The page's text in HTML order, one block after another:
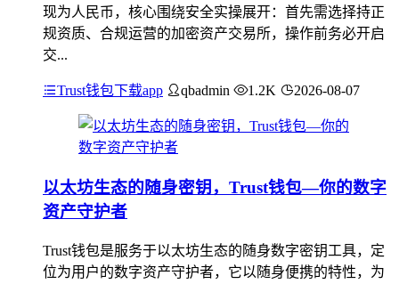
现为人民币，核心围绕安全实操展开：首先需选择持正
规资质、合规运营的加密资产交易所，操作前务必开启
交...
Trust钱包下载app qbadmin 1.2K 2026-08-07
以太坊生态的随身密钥，Trust钱包—你的数字
资产守护者
Trust钱包是服务于以太坊生态的随身数字密钥工具，定
位为用户的数字资产守护者，它以随身便携的特性，为